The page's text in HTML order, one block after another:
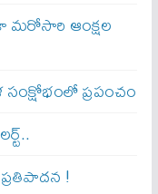
మరోసారి ఆంక్షల
ప్రపంచం
!